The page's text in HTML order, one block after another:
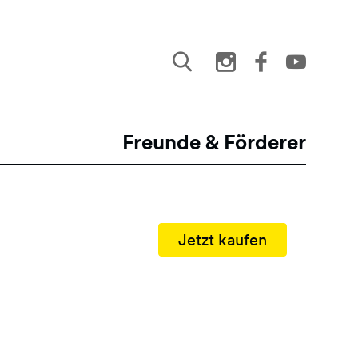
Freunde & Förderer
Jetzt kaufen